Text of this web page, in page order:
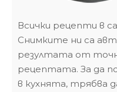
Всички рецепти в
Снимките ни са
резултата от
рецептата. За да
в кухнята, трябва